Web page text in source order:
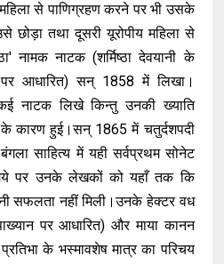
से पाणिग्रहण करने पर भी उसके
छोड़ा तथा दूसरी यूरोपीय महिला से
नामक नाटक (शर्मिष्ठा देवयानी के
पर आधारित) सन् 1858 में लिखा।
नाटक लिखे किन्तु उनकी ख्याति
कारण हुई।सन् 1865 में चतुर्दशपदी
साहित्य में यही सर्वप्रथम सोनेट
पर उनके लेखकों को यहाँ तक कि
सफलता नहीं मिली।उनके हेक्टर वध
पर आधारित) और माया कानन
के भस्मावशेष मात्र का परिचय